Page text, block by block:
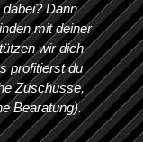
Dann
mit deiner
wir dich
profitierst du
Zuschüsse,
Bearatung).